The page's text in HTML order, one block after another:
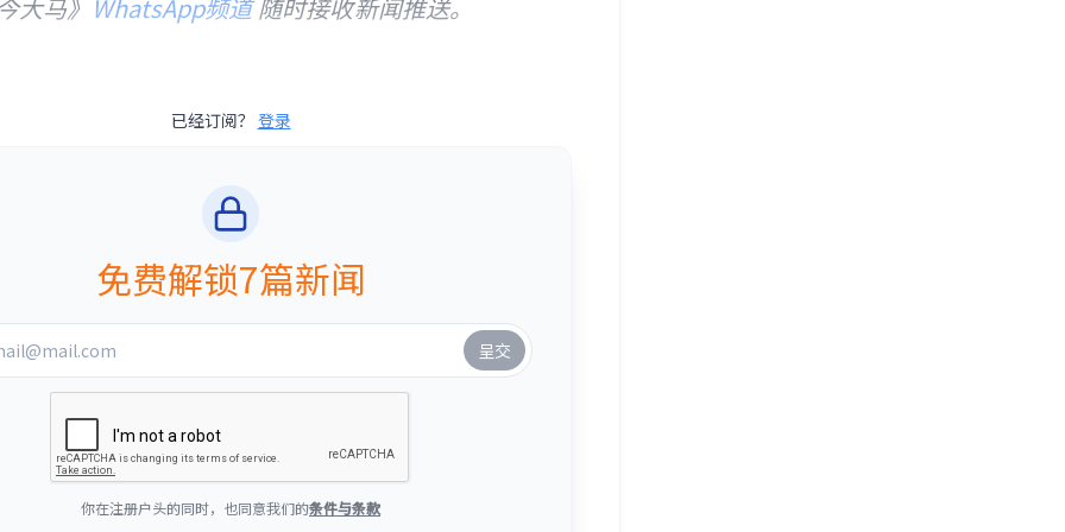
大马》 WhatsApp频道随时接收新闻推送。
已经订阅？ 登录
免费解锁7篇新闻
你在注册户头的同时，也同意我们的条件与条款